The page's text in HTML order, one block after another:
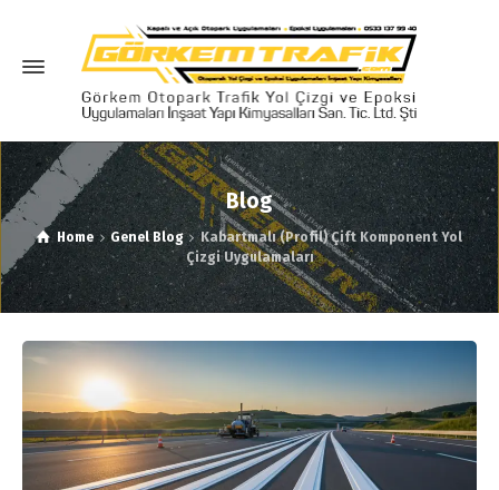
Blog
Home Genel Blog
Kabartmalı (Profil) Çift Komponent Yol
Çizgi Uygulamaları